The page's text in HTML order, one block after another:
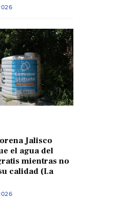
Jalisco
el agua del
mientras no
calidad (La